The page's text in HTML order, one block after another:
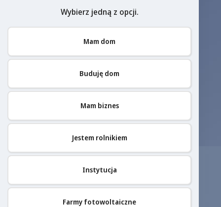
Wybierz jedną z opcji.
Mam dom
Buduję dom
Mam biznes
Jestem rolnikiem
Instytucja
Farmy fotowoltaiczne